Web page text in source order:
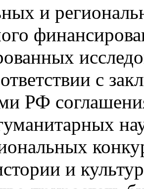
и
с
РФ
и